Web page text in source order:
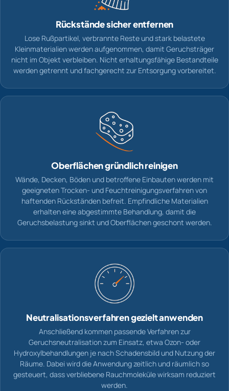
Rückstände sicher entfernen
Lose Rußpartikel, verbrannte Reste und stark belastete
Kleinmaterialien werden aufgenommen, damit Geruchsträger
nicht im Objekt verbleiben. Nicht erhaltungsfähige Bestandteile
werden getrennt und fachgerecht zur Entsorgung vorbereitet.
Oberflächen gründlich reinigen
Wände, Decken, Böden und betroffene Einbauten werden mit
geeigneten Trocken- und Feuchtreinigungsverfahren von
haftenden Rückständen befreit. Empfindliche Materialien
erhalten eine abgestimmte Behandlung, damit die
Geruchsbelastung sinkt und Oberflächen geschont werden.
Neutralisationsverfahren gezielt anwenden
Anschließend kommen passende Verfahren zur
Geruchsneutralisation zum Einsatz, etwa Ozon- oder
Hydroxylbehandlungen je nach Schadensbild und Nutzung der
Räume. Dabei wird die Anwendung zeitlich und räumlich so
gesteuert, dass verbliebene Rauchmoleküle wirksam reduziert
werden.